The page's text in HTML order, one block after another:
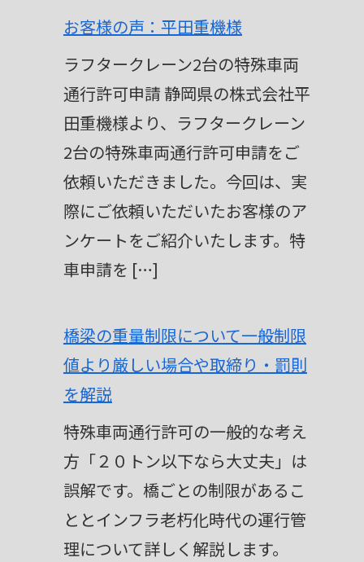
お客様の声：平田重機様
ラフタークレーン2台の特殊車両
通行許可申請 静岡県の株式会社平
田重機様より、ラフタークレーン
2台の特殊車両通行許可申請をご
依頼いただきました。今回は、実
際にご依頼いただいたお客様のア
ンケートをご紹介いたします。特
車申請を […]
橋梁の重量制限について一般制限
値より厳しい場合や取締り・罰則
を解説
特殊車両通行許可の一般的な考え
方「２０トン以下なら大丈夫」は
誤解です。橋ごとの制限があるこ
ととインフラ老朽化時代の運行管
理について詳しく解説します。